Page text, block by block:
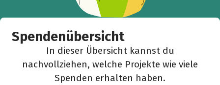
Spendenübersicht
In dieser Übersicht kannst du
nachvollziehen, welche Projekte wie viele
Spenden erhalten haben.